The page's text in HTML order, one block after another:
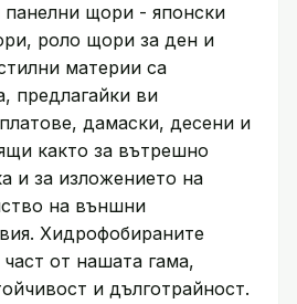
панелни щори - японски
роло щори за ден и
материи са
предлагайки ви
дамаски, десени и
както за вътрешно
и за изложението на
на външни
Хидрофобираните
от нашата гама,
и дълготрайност.